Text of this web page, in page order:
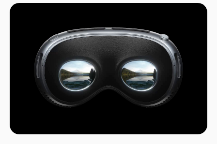
호조를 보이는 이유입니다. 그럼에도 불구하고 흥행이 계속되지는 않을
것이라는 전망도 나옵니다. 비전프로에서 이용할만한 '킬러앱'이 없기
따르면 비전프로 용 앱은 150개에 불과한 것으로 나타났습니다. 기술적으로
공간컴퓨터용 앱을 만드는 일이 쉽지 않다는 분석입니다. 👉메타 "경쟁
반갑다... 메타버스 붐업 기대"비전프로는 유튜브와 같은 인기 앱을 사용할 수
없다는 단점도 있지만, 비전프로에 맞게 발 빠르게 대응하는 기업들도
나타나고 있습니다. 화상앱 줌은 비전프로의 '페르소나' 기능을 지원할 수
있다고 밝혔는데요. 줌이나 페이스타임으로 통화 중인 비전프로 사용자는
아바타를 통해 얼굴 표정과 손 움직임을 볼 수 있습니다. 현재 애플은
마이크로소프트의 팀즈, 시스코 웹엑스 등도 이 기능을 지원할 것이라고
밝혔는데요. 엔가젯은 줌이 이 기술을 활용하는 최초의 타사 앱 중 하나가 될
프로’와 경쟁하게 되는데요. 메타는 애플 비전프로의 흥행을 오히려 반기고